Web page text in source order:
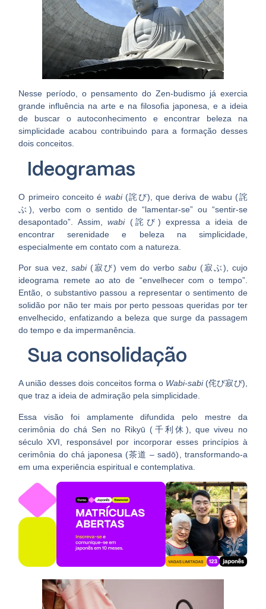
Nesse período, o pensamento do Zen-budismo já exercia
grande influência na arte e na filosofia japonesa, e a ideia
de buscar o autoconhecimento e encontrar beleza na
simplicidade acabou contribuindo para a formação desses
dois conceitos.
Ideogramas
O primeiro conceito é wabi(詫び) , que deriva dewabu (詫
ぶ) , verbo com o sentido de “lamentar-se” ou “sentir-se
desapontado”. Assim,wabi(詫び)expressa a ideia de
encontrar serenidade e beleza na simplicidade,
especialmente em contato com a natureza.
Por sua vez, sabi(寂び) vem do verbo sabu(寂ぶ),
cujo
ideograma remete ao ato de “envelhecer com o tempo”.
Então, o substantivo passou a representar osentimento de
solidão por não ter mais por perto pessoas queridas por ter
envelhecido, enfatizando a beleza que surge da passagem
do tempo e da impermanência.
Sua consolidação
A união desses dois conceitos forma o Wabi-sabi (侘び寂び),
que traz a ideia de admiração pela simplicidade.
Essa visão foi amplamente difundida pelo mestre da
cerimônia do cháSen no Rikyū (千利休) , que viveu no
século XVI, responsável por incorporar esses princípios à
cerimônia do chá japonesa (茶道 – sadō) , transformando-a
em uma experiência espiritual e contemplativa.